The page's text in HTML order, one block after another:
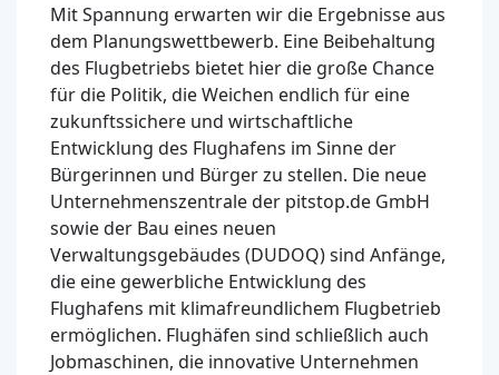
Mit Spannung erwarten wir die Ergebnisse aus
dem Planungswettbewerb. Eine Beibehaltung
des Flugbetriebs bietet hier die große Chance
für die Politik, die Weichen endlich für eine
zukunftssichere und wirtschaftliche
Entwicklung des Flughafens im Sinne der
Bürgerinnen und Bürger zu stellen. Die neue
Unternehmenszentrale der pitstop.de GmbH
sowie der Bau eines neuen
Verwaltungsgebäudes (DUDOQ) sind Anfänge,
die eine gewerbliche Entwicklung des
Flughafens mit klimafreundlichem Flugbetrieb
ermöglichen. Flughäfen sind schließlich auch
Jobmaschinen, die innovative Unternehmen